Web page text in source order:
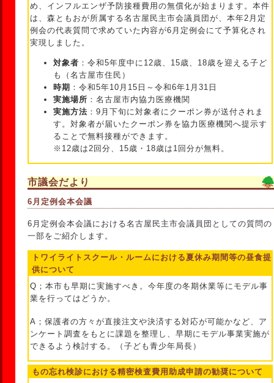
め、インフルエンザ予防接種費用の無償化が始まります。本件
は、森ともおが所属する名古屋民主市会議員団が、本年2月定
例会の代表質問で求めていた内容が6月定例会にて予算化され
実現しました。
対象者 ：令和5年度中に12歳、15歳、18歳を迎える子ど
も（名古屋市住民）
時期 ：令和5年10月15日～令和6年1月31日
実施場所 ：名古屋市内協力医療機関
実施方法 ：9月下旬に対象者にクーポン券が送付されま
す。対象者が届いたクーポン券を協力医療機関へ提示す
ることで無料接種ができます。
※12歳は2回分、15歳・18歳は1回分が無料。
市議会だより
6月定例会本会議
6月定例会本会議における名古屋民主市会議員団としての質問の
一部をご紹介します。
トワイライトスクール・ルームにおける夏休み期間等の昼食提
供について
Q；本市も早期に実施すべき。今年度の冬期休業等にモデル事
業を行ってはどうか。
A；保護者の方々が直接注文や決済する対応が可能かなど、ア
ンケート調査をもとに課題を整理し、早期にモデル事業実施が
できるよう検討する。（子ども青少年局長）
もの忘れ検診における精密検査費用助成申請の勧奨について